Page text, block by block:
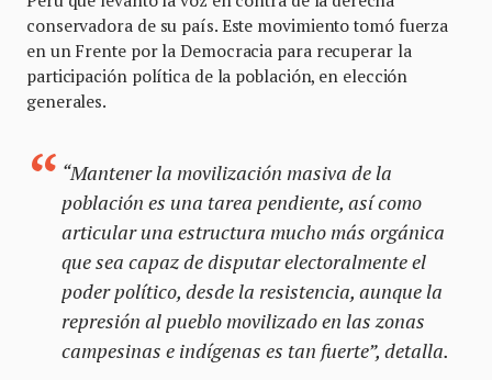
conservadora de su país. Este movimiento tomó fuerza
en un Frente por la Democracia para recuperar la
participación política de la población, en elección
generales.
“Mantener la movilización masiva de la
población es una tarea pendiente, así como
articular una estructura mucho más orgánica
que sea capaz de disputar electoralmente el
poder político, desde la resistencia, aunque la
represión al pueblo movilizado en las zonas
campesinas e indígenas es tan fuerte”, detalla.